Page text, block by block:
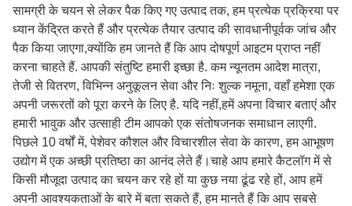
सामग्री के चयन से लेकर पैक किए गए उत्पाद तक, हम प्रत्येक प्रक्रिया पर
ध्यान केंद्रित करते हैं और प्रत्येक तैयार उत्पाद की सावधानीपूर्वक जांच और
पैक किया जाएगा,क्योंकि हम जानते हैं कि आप दोषपूर्ण आइटम प्राप्त नहीं
करना चाहते हैं. आपकी संतुष्टि हमारी इच्छा है. कम न्यूनतम आदेश मात्रा,
तेजी से वितरण, विभिन्न अनुकूलन सेवा और निः शुल्क नमूना, वहाँ हमेशा एक
अपनी जरूरतों को पूरा करने के लिए है. यदि नहीं,हमें अपना विचार बताएं और
हमारी भावुक और उत्साही टीम आपको एक संतोषजनक समाधान लाएगी.
पिछले 10 वर्षों में, पेशेवर कौशल और विचारशील सेवा के कारण, हम आभूषण
उद्योग में एक अच्छी प्रतिष्ठा का आनंद लेते हैं।चाहे आप हमारे कैटलॉग में से
किसी मौजूदा उत्पाद का चयन कर रहे हों या कुछ नया ढूंढ रहे हों, आप हमें
अपनी आवश्यकताओं के बारे में बता सकते हैं, हम मानते हैं कि आप सबसे